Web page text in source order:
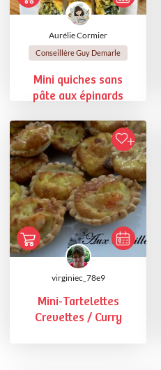
Aurélie Cormier
Conseillère Guy Demarle
Mini quiches sans
pâte aux épinards
virginiec_78e9
Mini-Tartelettes
Crevettes / Curry